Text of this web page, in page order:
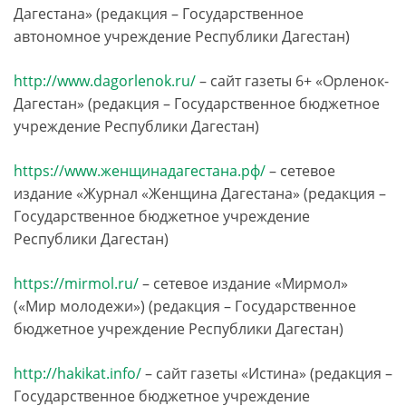
Дагестана» (редакция ­– Государственное
автономное учреждение Республики Дагестан)
http://www.dagorlenok.ru/– сайт газеты 6+ «Орленок-
Дагестан» (редакция ­– Государственное бюджетное
учреждение Республики Дагестан)
https://www.женщинадагестана.рф/– сетевое
издание «Журнал «Женщина Дагестана» (редакция ­–
Государственное бюджетное учреждение
Республики Дагестан)
https://mirmol.ru/– сетевое издание «Мирмол»
(«Мир молодежи») (редакция ­– Государственное
бюджетное учреждение Республики Дагестан)
http://hakikat.info/– сайт газеты «Истина» (редакция ­–
Государственное бюджетное учреждение